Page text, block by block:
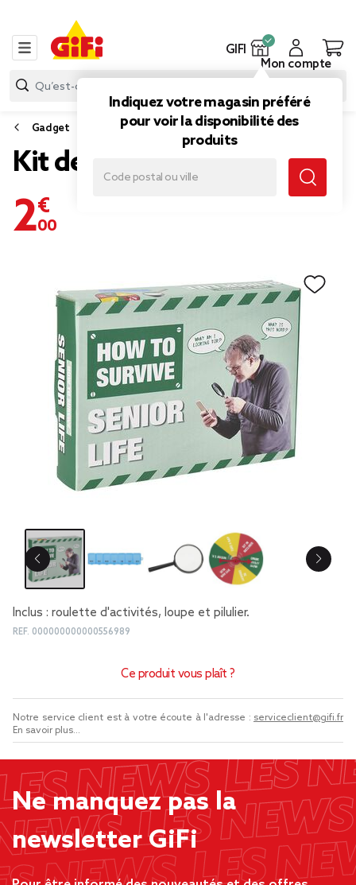
GIFI
Indiquez votre magasin préféré
pour voir la disponibilité des
produits
Mon compte
Gadget
Kit de survie Sénior
2,00 €
Inclus : roulette d'activités, loupe et pilulier.
REF. 000000000000556989
Ce produit vous plaît ?
Notre service client est à votre écoute à l'adresse : serviceclient@gifi.fr
En savoir plus...
Ne manquez pas la
newsletter GiFi